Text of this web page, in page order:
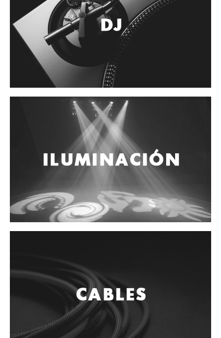
Cuerdas
Guitarra Metal
Guitarra Nylon
Guitarra Electrica
Violin
Otros instrumentos de arco
Otros instrumentos de Cuerdas